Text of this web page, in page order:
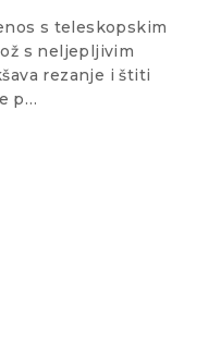
s teleskopskim
s neljepljivim
rezanje i štiti
p…